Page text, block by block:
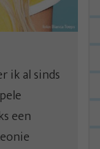
ik al sinds
een